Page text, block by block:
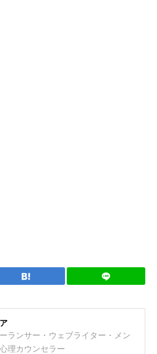
ランサー・ウェブライター・メン
理カウンセラー